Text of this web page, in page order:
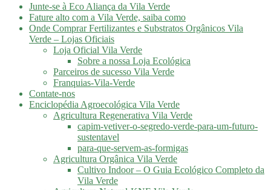
Junte-se à Eco Aliança da Vila Verde
Fature alto com a Vila Verde, saiba como
Onde Comprar Fertilizantes e Substratos Orgânicos Vila
Verde – Lojas Oficiais
Loja Oficial Vila Verde
Sobre a nossa Loja Ecológica
Parceiros de sucesso Vila Verde
Franquias-Vila-Verde
Contate-nos
Enciclopédia Agroecológica Vila Verde
Agricultura Regenerativa Vila Verde
capim-vetiver-o-segredo-verde-para-um-futuro-
sustentavel
para-que-servem-as-formigas
Agricultura Orgânica Vila Verde
Cultivo Indoor – O Guia Ecológico Completo da
Vila Verde